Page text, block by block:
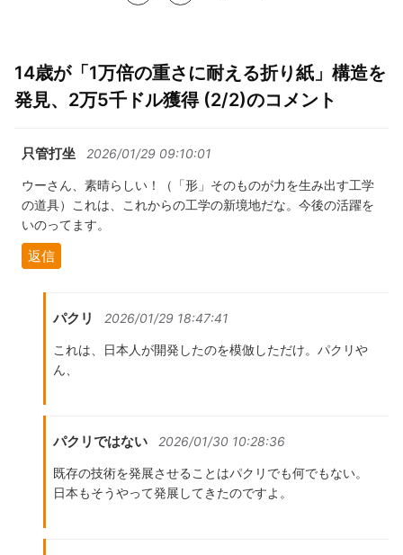
14歳が「1万倍の重さに耐える折り紙」構造を
発見、2万5千ドル獲得 (2/2)のコメント
只管打坐 2026/01/29 09:10:01
ウーさん、素晴らしい！（「形」そのものが力を生み出す工学
の道具）これは、これからの工学の新境地だな。今後の活躍を
いのってます。
返信
パクリ 2026/01/29 18:47:41
これは、日本人が開発したのを模倣しただけ。パクリや
ん、
パクリではない 2026/01/30 10:28:36
既存の技術を発展させることはパクリでも何でもない。
日本もそうやって発展してきたのですよ。